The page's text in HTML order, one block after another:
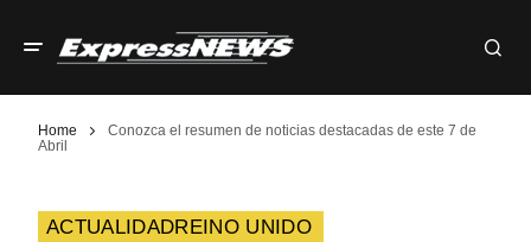
Home
Conozca el resumen de noticias destacadas de este 7 de
Abril
ACTUALIDADREINO UNIDO